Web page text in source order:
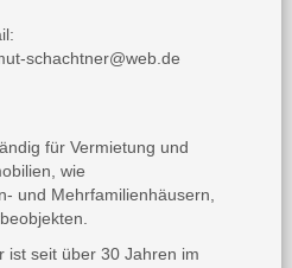
schachtner@web.de
für Vermietung und
wie
und Mehrfamilienhäusern,
ist seit über 30 Jahren im